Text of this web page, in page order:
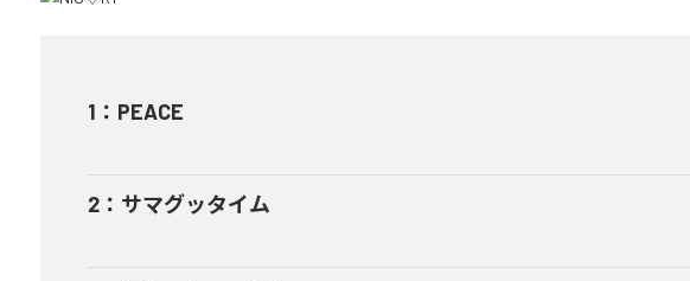
1 ： PEACE
2 ： サマグッタイム